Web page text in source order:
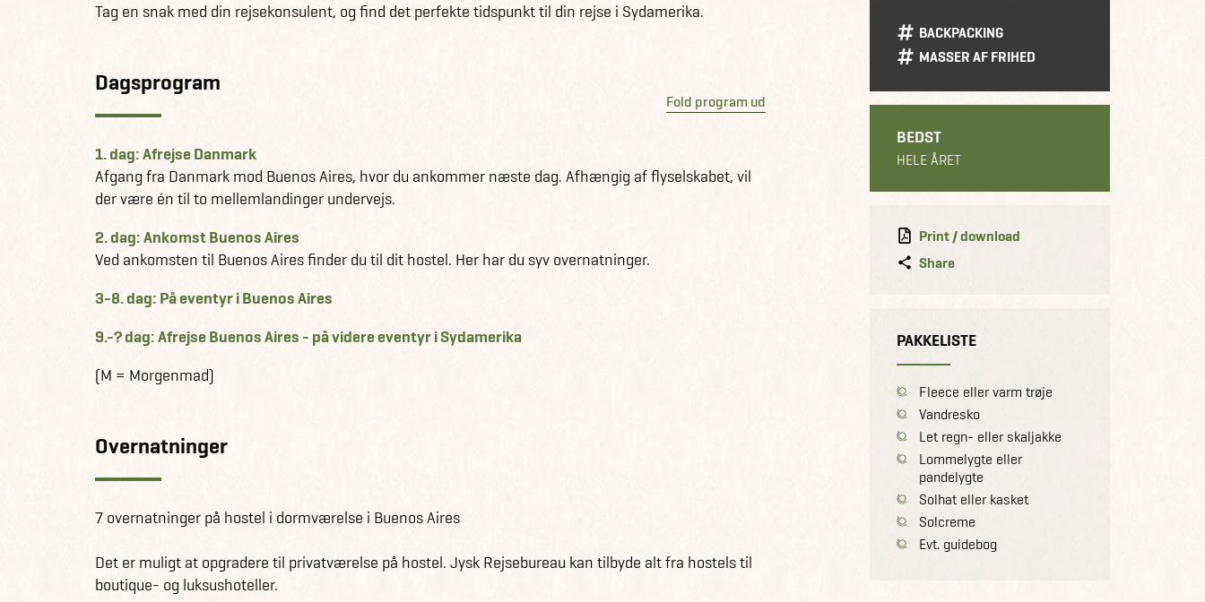
Se alle vores andre fantastiske rejseforslag på Bolivia her
Tag en snak med din rejsekonsulent, og find det perfekte tidspunkt til din rejse i Sydamerika.
Dagsprogram
Fold program ud
1. dag: Afrejse Danmark
Afgang fra Danmark mod Buenos Aires, hvor du ankommer næste dag. Afhængig af flyselskabet, vil
der være én til to mellemlandinger undervejs.
2. dag: Ankomst Buenos Aires
Ved ankomsten til Buenos Aires finder du til dit hostel. Her har du syv overnatninger.
3-8. dag: På eventyr i Buenos Aires
9.-? dag: Afrejse Buenos Aires - på videre eventyr i Sydamerika
(M = Morgenmad)
Overnatninger
7 overnatninger på hostel i dormværelse i Buenos Aires
Det er muligt at opgradere til privatværelse på hostel. Jysk Rejsebureau kan tilbyde alt fra hostels til
boutique- og luksushoteller.
BACKPACKING
MASSER AF FRIHED
BEDST
HELE ÅRET
Print / download
Share
PAKKELISTE
Fleece eller varm trøje
Vandresko
Let regn- eller skaljakke
Lommelygte eller
pandelygte
Solhat eller kasket
Solcreme
Evt. guidebog